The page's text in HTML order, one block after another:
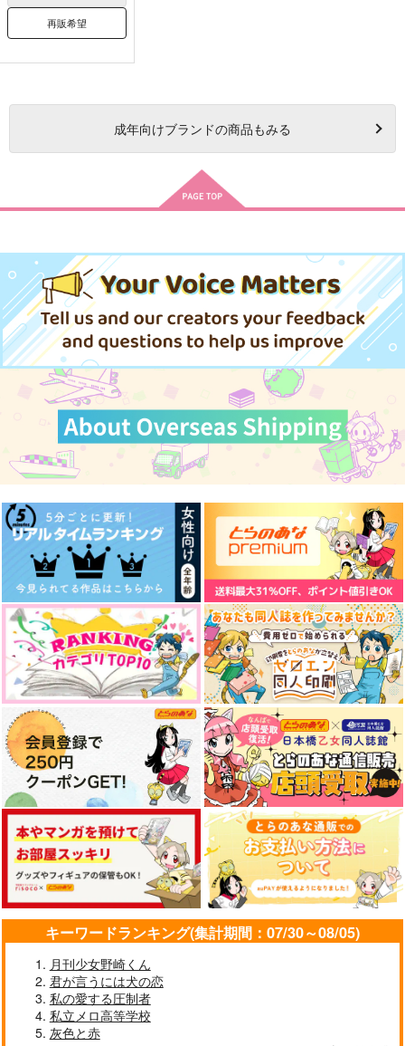
再販希望
成年向けブランドの商品もみる
キーワードランキング(集計期間：07/30～08/05)
月刊少女野崎くん
君が言うには犬の恋
私の愛する圧制者
私立メロ高等学校
灰色と赤